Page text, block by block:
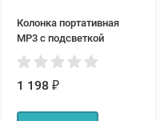
Колонка портативная
MP3 с подсветкой
1 198 ₽